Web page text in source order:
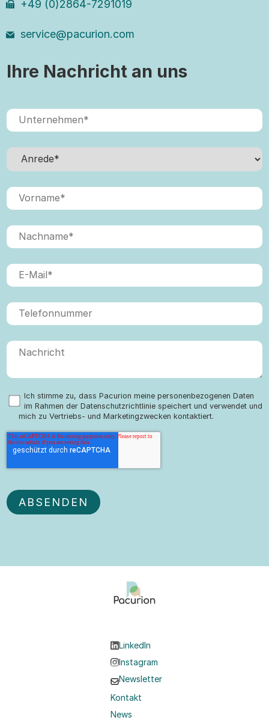
+49 (0)2864-7291019
service@pacurion.com
Ihre Nachricht an uns
Ich stimme zu, dass Pacurion meine personenbezogenen Daten
im Rahmen der Datenschutzrichtlinie speichert und verwendet und
mich zu Vertriebs- und Marketingzwecken kontaktiert.
LinkedIn
Instagram
Newsletter
Kontakt
News